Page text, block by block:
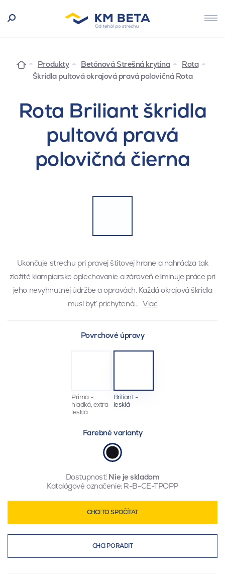
Produkty Betónová Strešná krytina
Rota
Škridla pultová okrajová pravá polovičná Rota
Rota Briliant škridla
pultová pravá
polovičná čierna
Ukončuje strechu pri pravej štítovej hrane a nahrádza tak
zložité klampiarske oplechovanie a zároveň eliminuje práce pri
jeho nevyhnutnej údržbe a opravách. Každá okrajová škridla
musí byť prichytená… Viac
Povrchové úpravy
Prima -
hladká, extra
lesklá
Briliant -
lesklá
Farebné varianty
Dostupnosť: Nie je skladom
Katalógové označenie: R-B-CE-TPOPP
CHCI TO SPOČÍTAT
CHCI PORADIT